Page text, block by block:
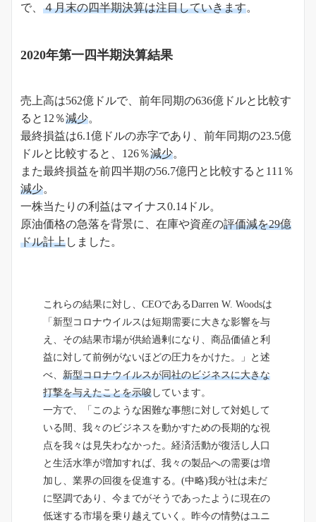
で、 ４月末の四半期決算は注目していきます。
2020年第一四半期決算結果
売上高は562億ドルで、前年同期の636億ドルと比較す
ると12％減少。
最終損益は6.1億ドルの赤字であり、前年同期の23.5億
ドルと比較すると、126％減少。
また最終損益を前四半期の56.7億円と比較すると111％
減少。
一株当たりの利益はマイナス0.14ドル。
原油価格の急落を背景に、在庫や資産の評価減を29億
ドル計上しました。
これらの結果に対し、CEOであるDarren W. Woodsは
「新型コロナウイルスは短期需要に大きな影響を与
え、その結果市場が供給過剰になり、商品価値と利
益に対して前例がないほどの圧力をかけた。」と述
べ、 新型コロナウイルスが同社のビジネスに大きな
打撃を与えたことを示唆しています。
一方で、「このような困難な事態に対して対処して
いる間、我々のビジネスを動かすための長期的な視
点を我々は見失わなかった。経済活動が復活し人口
と生活水準が増加すれば、我々の製品への需要は増
加し、業界の回復を促進する。(中略)我が社は未だ
に堅調であり、今までがそうであったように現在の
低迷する市場を乗り越えていく。昨今の情勢はユニ